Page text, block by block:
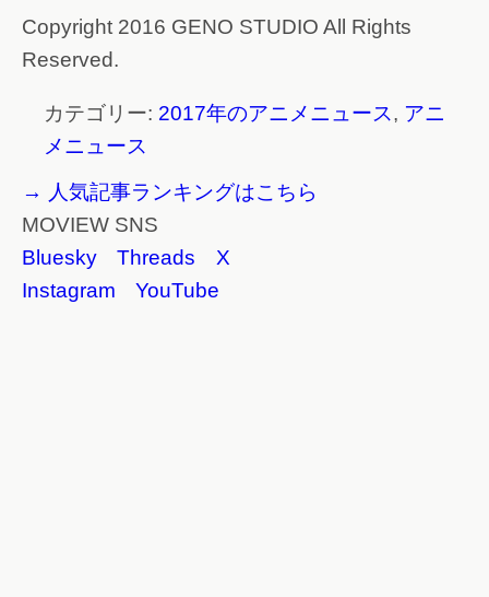
Copyright 2016 GENO STUDIO All Rights
Reserved.
カテゴリー: 2017年のアニメニュース, アニ
メニュース
→ 人気記事ランキングはこちら
MOVIEW SNS
Bluesky
Threads
X
Instagram
YouTube